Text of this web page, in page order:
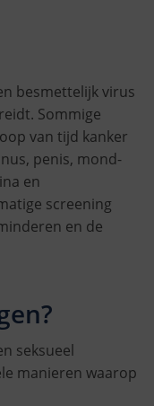
besmettelijk virus
Sommige
van tijd kanker
penis, mond-
en
screening
en de
seksueel
manieren waarop